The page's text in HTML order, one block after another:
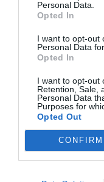
Personal Data.
Opted In
I want to opt-out
Personal Data
Opted In
I want to opt-out
Retention, Sale,
Personal Data
Purposes for
Opted Out
CONFIRM
Índex2P
Añadir
Mantente
Compartir